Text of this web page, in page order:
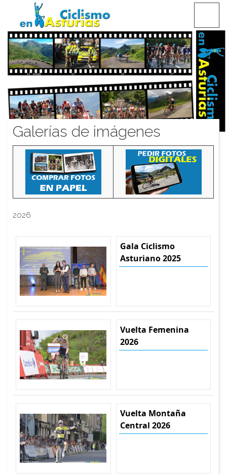
CICLISMO EN ASTURIAS
Galerías de imágenes
2026
Gala Ciclismo
Asturiano 2025
Vuelta Femenina
2026
Vuelta Montaña
Central 2026